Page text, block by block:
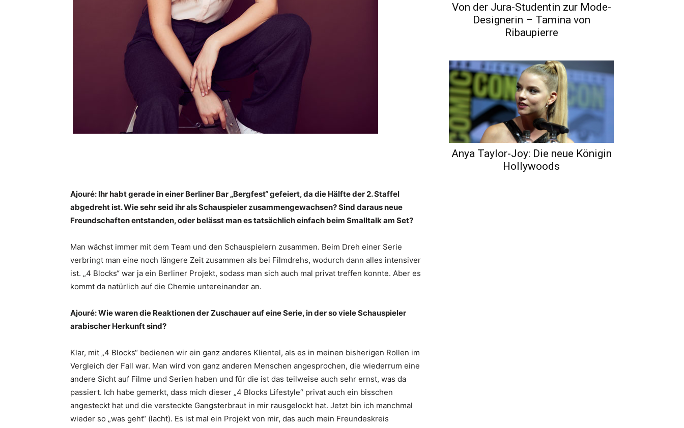
Ajouré: Ihr habt gerade in einer Berliner Bar „Bergfest“ gefeiert, da die Hälfte der 2. Staffel
abgedreht ist. Wie sehr seid ihr als Schauspieler zusammengewachsen? Sind daraus neue
Freundschaften entstanden, oder belässt man es tatsächlich einfach beim Smalltalk am Set?
Man wächst immer mit dem Team und den Schauspielern zusammen. Beim Dreh einer Serie
verbringt man eine noch längere Zeit zusammen als bei Filmdrehs, wodurch dann alles intensiver
ist. „4 Blocks“ war ja ein Berliner Projekt, sodass man sich auch mal privat treffen konnte. Aber es
kommt da natürlich auf die Chemie untereinander an.
Ajouré: Wie waren die Reaktionen der Zuschauer auf eine Serie, in der so viele Schauspieler
arabischer Herkunft sind?
Klar, mit „4 Blocks“ bedienen wir ein ganz anderes Klientel, als es in meinen bisherigen Rollen im
Vergleich der Fall war. Man wird von ganz anderen Menschen angesprochen, die wiederrum eine
andere Sicht auf Filme und Serien haben und für die ist das teilweise auch sehr ernst, was da
passiert. Ich habe gemerkt, dass mich dieser „4 Blocks Lifestyle“ privat auch ein bisschen
angesteckt hat und die versteckte Gangsterbraut in mir rausgelockt hat. Jetzt bin ich manchmal
wieder so „was geht“ (lacht). Es ist mal ein Projekt von mir, das auch mein Freundeskreis
Von der Jura-Studentin zur Mode-
Designerin – Tamina von
Ribaupierre
Anya Taylor-Joy: Die neue Königin
Hollywoods